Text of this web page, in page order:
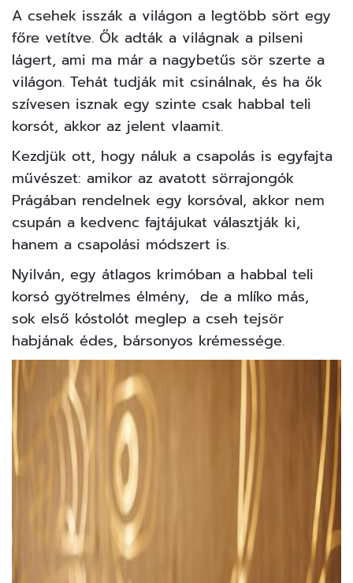
A csehek isszák a világon a legtöbb sört egy
főre vetítve. Ők adták a világnak a pilseni
lágert, ami ma már a nagybetűs sör szerte a
világon. Tehát tudják mit csinálnak, és ha ők
szívesen isznak egy szinte csak habbal teli
korsót, akkor az jelent vlaamit.
Kezdjük ott, hogy náluk a csapolás is egyfajta
művészet: amikor az avatott sörrajongók
Prágában rendelnek egy korsóval, akkor nem
csupán a kedvenc fajtájukat választják ki,
hanem a csapolási módszert is.
Nyilván, egy átlagos krimóban a habbal teli
korsó gyötrelmes élmény, de a mlíko más,
sok első kóstolót meglep a cseh tejsör
habjának édes, bársonyos krémessége.